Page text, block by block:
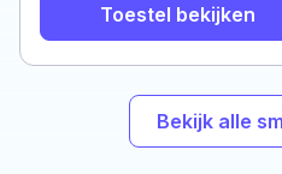
Toestel bekijken
Bekijk alle